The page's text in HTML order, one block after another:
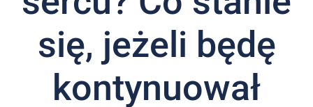
się, jeżeli będę
kontynuował